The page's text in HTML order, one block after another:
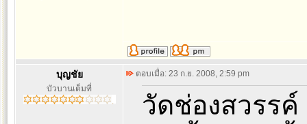
บุญชัย
บัวบานเต็มที่
ตอบเมื่อ: 23 ก.ย. 2008, 2:59 pm
วัดช่องสวรร